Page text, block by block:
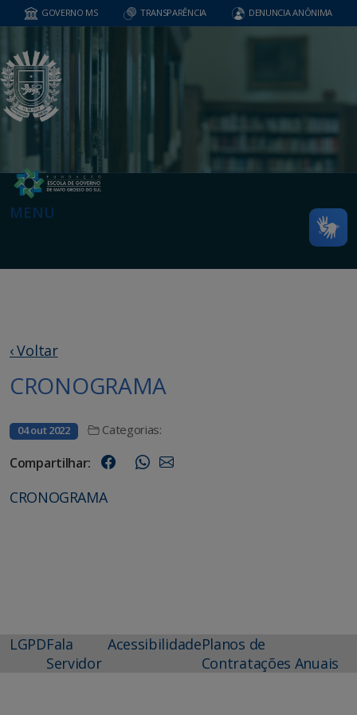
GOVERNO MS TRANSPARÊNCIA DENUNCIA ANÔNIMA
MENU
‹ Voltar
CRONOGRAMA
04 out 2022 Categorias:
Compartilhar:
CRONOGRAMA
LGPDFala
Servidor
AcessibilidadePlanos de
Contratações Anuais